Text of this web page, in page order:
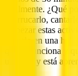
fácilmente. ¿Qué
acurrucarlo,
empezar estas
hacerlo en una
qué te funciona y
un bebé y está